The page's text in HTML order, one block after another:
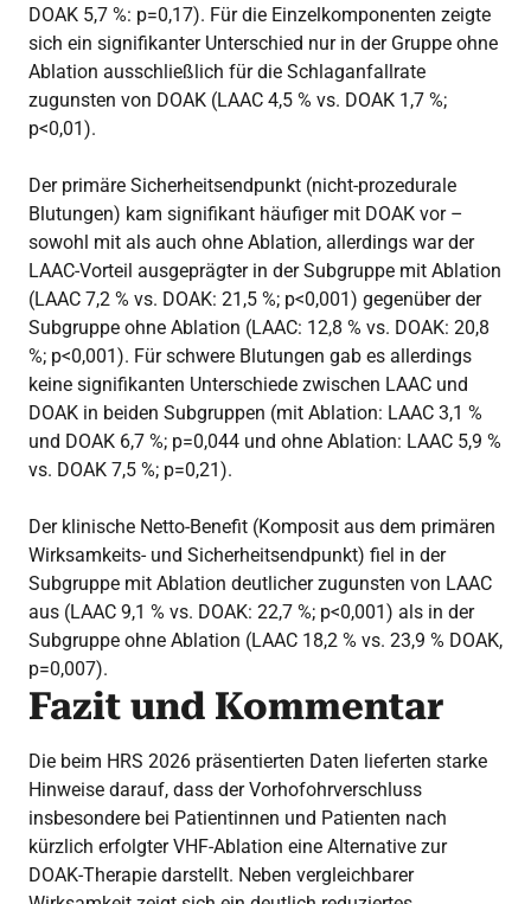
DOAK 5,7 %: p=0,17). Für die Einzelkomponenten zeigte
sich ein signifikanter Unterschied nur in der Gruppe ohne
Ablation ausschließlich für die Schlaganfallrate
zugunsten von DOAK (LAAC 4,5 % vs. DOAK 1,7 %;
p<0,01).
Der primäre Sicherheitsendpunkt (nicht-prozedurale
Blutungen) kam signifikant häufiger mit DOAK vor –
sowohl mit als auch ohne Ablation, allerdings war der
LAAC-Vorteil ausgeprägter in der Subgruppe mit Ablation
(LAAC 7,2 % vs. DOAK: 21,5 %; p<0,001) gegenüber der
Subgruppe ohne Ablation (LAAC: 12,8 % vs. DOAK: 20,8
%; p<0,001). Für schwere Blutungen gab es allerdings
keine signifikanten Unterschiede zwischen LAAC und
DOAK in beiden Subgruppen (mit Ablation: LAAC 3,1 %
und DOAK 6,7 %; p=0,044 und ohne Ablation: LAAC 5,9 %
vs. DOAK 7,5 %; p=0,21).
Der klinische Netto-Benefit (Komposit aus dem primären
Wirksamkeits- und Sicherheitsendpunkt) fiel in der
Subgruppe mit Ablation deutlicher zugunsten von LAAC
aus (LAAC 9,1 % vs. DOAK: 22,7 %; p<0,001) als in der
Subgruppe ohne Ablation (LAAC 18,2 % vs. 23,9 % DOAK,
p=0,007).
Fazit und Kommentar
Die beim HRS 2026 präsentierten Daten lieferten starke
Hinweise darauf, dass der Vorhofohrverschluss
insbesondere bei Patientinnen und Patienten nach
kürzlich erfolgter VHF-Ablation eine Alternative zur
DOAK-Therapie darstellt. Neben vergleichbarer